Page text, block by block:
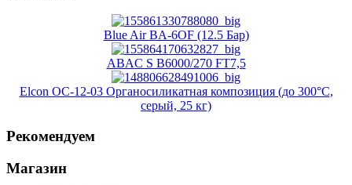
Blue Air BA-6OF (12.5 Бар)
ABAC S B6000/270 FT7,5
Elcon ОС-12-03 Органосиликатная композиция (до 300°C,
серый, 25 кг)
Рекомендуем
Магазин